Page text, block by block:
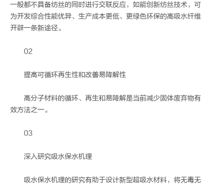
一般都不具备纺丝的同时进行交联反应，如能创新纺丝技术，可
为开发综合性能优异、生产成本更低、更绿色环保的高吸水纤维
开辟一条新途径。
02
提高可循环再生性和改善易降解性
高分子材料的循环、再生和易降解是当前减少固体废弃物有
效方法之一。
03
深入研究吸水保水机理
吸水保水机理的研究有助于设计新型超吸水材料，将无毒无